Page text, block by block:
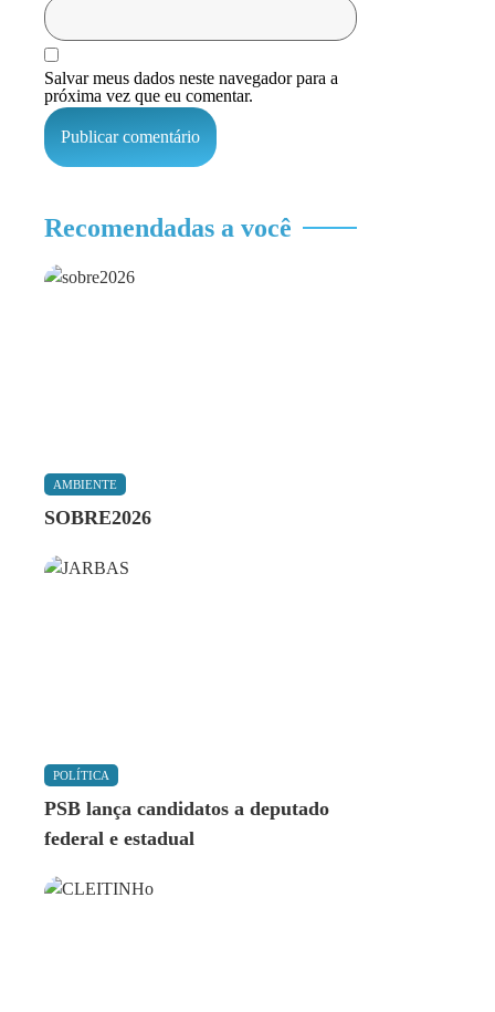
Salvar meus dados neste navegador para a
próxima vez que eu comentar.
Recomendadas a você
AMBIENTE
SOBRE2026
POLÍTICA
PSB lança candidatos a deputado
federal e estadual